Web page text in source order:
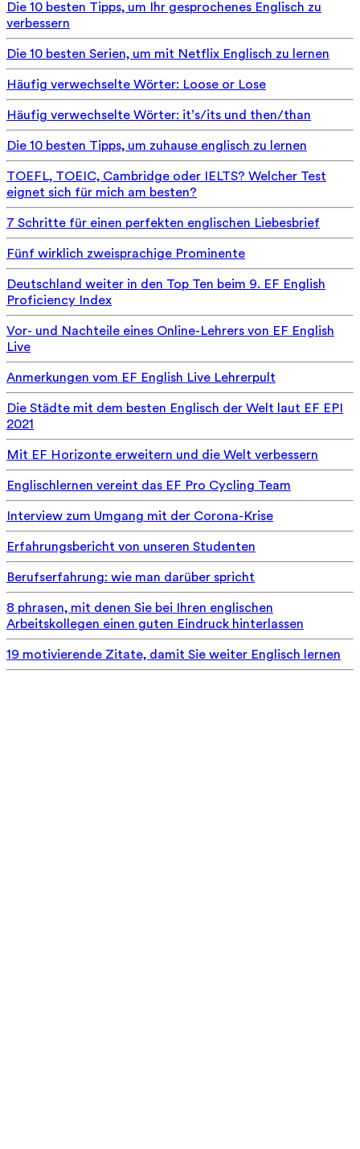
Die 10 besten Tipps, um Ihr gesprochenes Englisch zu
verbessern
Die 10 besten Serien, um mit Netflix Englisch zu lernen
Häufig verwechselte Wörter: Loose or Lose
Häufig verwechselte Wörter: it’s/its und then/than
Die 10 besten Tipps, um zuhause englisch zu lernen
TOEFL, TOEIC, Cambridge oder IELTS? Welcher Test
eignet sich für mich am besten?
7 Schritte für einen perfekten englischen Liebesbrief
Fünf wirklich zweisprachige Prominente
Deutschland weiter in den Top Ten beim 9. EF English
Proficiency Index
Vor- und Nachteile eines Online-Lehrers von EF English
Live
Anmerkungen vom EF English Live Lehrerpult
Die Städte mit dem besten Englisch der Welt laut EF EPI
2021
Mit EF Horizonte erweitern und die Welt verbessern
Englischlernen vereint das EF Pro Cycling Team
Interview zum Umgang mit der Corona-Krise
Erfahrungsbericht von unseren Studenten
Berufserfahrung: wie man darüber spricht
8 phrasen, mit denen Sie bei Ihren englischen
Arbeitskollegen einen guten Eindruck hinterlassen
19 motivierende Zitate, damit Sie weiter Englisch lernen